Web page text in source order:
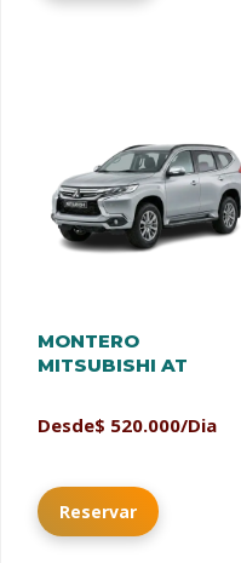
MONTERO
MITSUBISHI AT
Desde$ 520.000/Dia
Reservar